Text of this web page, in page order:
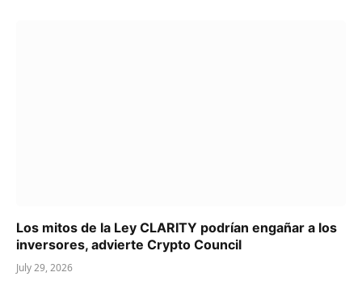
Los mitos de la Ley CLARITY podrían engañar a los
inversores, advierte Crypto Council
July 29, 2026